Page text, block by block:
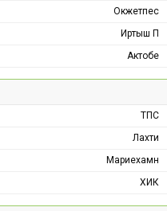
Окжетпес
Иртыш П
Актобе
ТПС
Лахти
Мариехамн
ХИК